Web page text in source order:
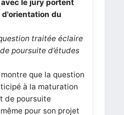
avec le jury portent
du
traitée éclaire
poursuite d’études
que la question
à la maturation
de poursuite
pour son projet